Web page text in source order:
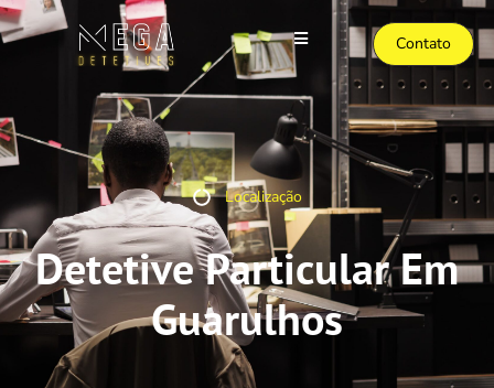
Contato
Localização
Detetive Particular Em
Guarulhos